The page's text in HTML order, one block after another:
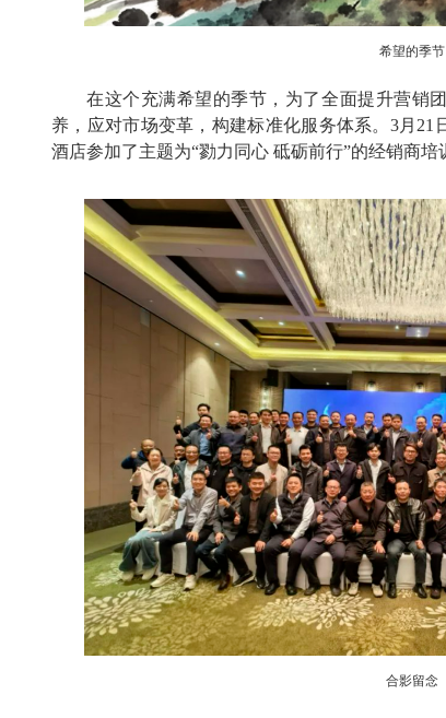
希望的季节
在这个充满希望的季节，为了全面提升营销
养，应对市场变革，构建标准化服务体系。3月
酒店参加了主题为“勠力同心 砥砺前行”的经销商培
合影留念